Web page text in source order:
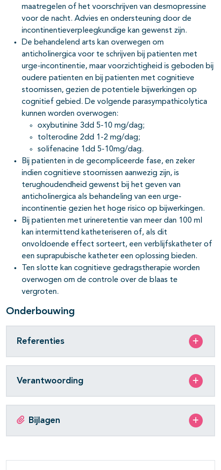
maatregelen of het voorschrijven van desmopressine
voor de nacht. Advies en ondersteuning door de
incontinentieverpleegkundige kan gewenst zijn.
De behandelend arts kan overwegen om
anticholinergica voor te schrijven bij patienten met
urge-incontinentie, maar voorzichtigheid is geboden bij
oudere patienten en bij patienten met cognitieve
stoornissen, gezien de potentiele bijwerkingen op
cognitief gebied. De volgende parasympathicolytica
kunnen worden overwogen:
oxybutinine 3dd 5-10 mg/dag;
tolterodine 2dd 1-2 mg/dag;
solifenacine 1dd 5-10mg/dag.
Bij patienten in de gecompliceerde fase, en zeker
indien cognitieve stoornissen aanwezig zijn, is
terughoudendheid gewenst bij het geven van
anticholinergica als behandeling van een urge-
incontinentie gezien het hoge risico op bijwerkingen.
Bij patienten met urineretentie van meer dan 100 ml
kan intermittend katheteriseren of, als dit
onvoldoende effect sorteert, een verblijfskatheter of
een suprapubische katheter een oplossing bieden.
Ten slotte kan cognitieve gedragstherapie worden
overwogen om de controle over de blaas te
vergroten.
Onderbouwing
Referenties
Verantwoording
Bijlagen